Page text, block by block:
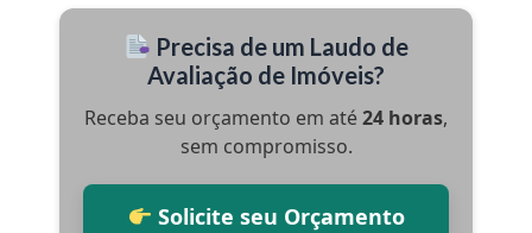
Precisa de um Laudo de
Avaliação de Imóveis?
Receba seu orçamento em até24 horas,
sem compromisso.
Solicite seu Orçamento